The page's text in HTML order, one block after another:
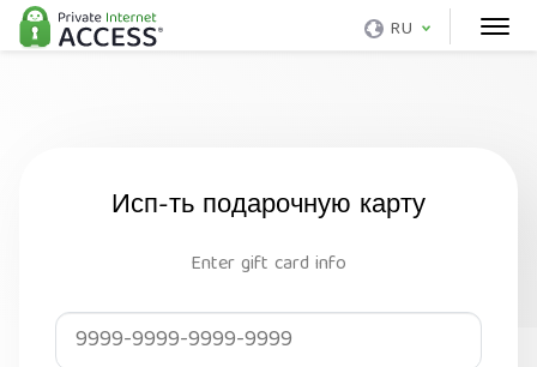
RU
Исп-ть подарочную карту
Enter gift card info